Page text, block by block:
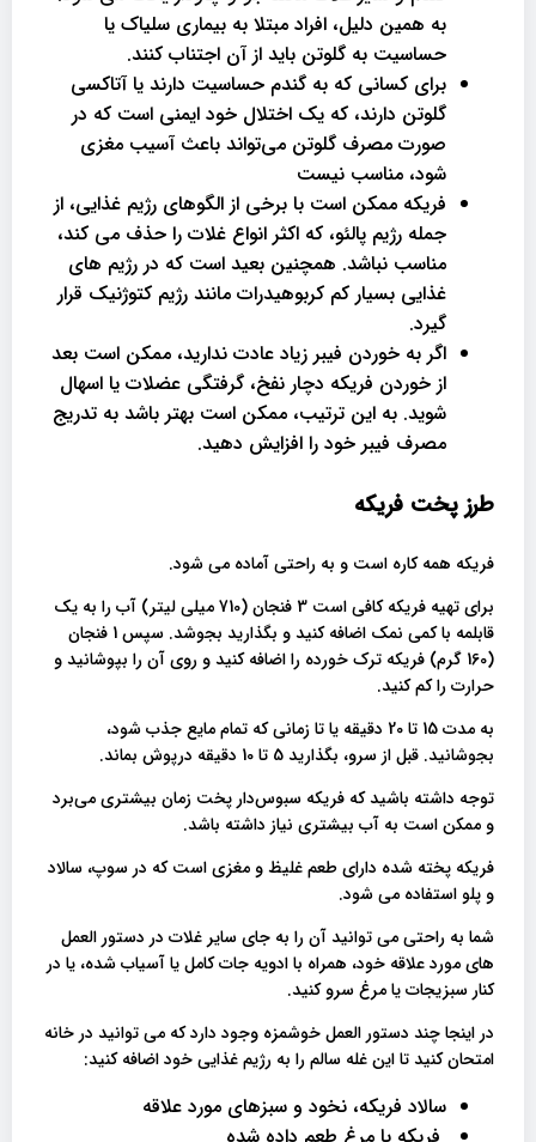
به همین دلیل، افراد مبتلا به بیماری سلیاک یا
حساسیت به گلوتن باید از آن اجتناب کنند.
برای کسانی که به گندم حساسیت دارند یا آتاکسی
گلوتن دارند، که یک اختلال خود ایمنی است که در
صورت مصرف گلوتن می‌تواند باعث آسیب مغزی
شود، مناسب نیست
فریکه ممکن است با برخی از الگوهای رژیم غذایی، از
جمله رژیم پالئو، که اکثر انواع غلات را حذف می کند،
مناسب نباشد. همچنین بعید است که در رژیم های
غذایی بسیار کم کربوهیدرات مانند رژیم کتوژنیک قرار
گیرد.
اگر به خوردن فیبر زیاد عادت ندارید، ممکن است بعد
از خوردن فریکه دچار نفخ، گرفتگی عضلات یا اسهال
شوید. به این ترتیب، ممکن است بهتر باشد به تدریج
مصرف فیبر خود را افزایش دهید.
طرز پخت فریکه
فریکه همه کاره است و به راحتی آماده می شود.
برای تهیه فریکه کافی است 3 فنجان (710 میلی لیتر) آب را به یک
قابلمه با کمی نمک اضافه کنید و بگذارید بجوشد. سپس 1 فنجان
(160 گرم) فریکه ترک خورده را اضافه کنید و روی آن را بپوشانید و
حرارت را کم کنید.
به مدت 15 تا 20 دقیقه یا تا زمانی که تمام مایع جذب شود،
بجوشانید. قبل از سرو، بگذارید 5 تا 10 دقیقه درپوش بماند.
توجه داشته باشید که فریکه سبوس‌دار پخت زمان بیشتری می‌برد
و ممکن است به آب بیشتری نیاز داشته باشد.
فریکه پخته شده دارای طعم غلیظ و مغزی است که در سوپ، سالاد
و پلو استفاده می شود.
شما به راحتی می توانید آن را به جای سایر غلات در دستور العمل
های مورد علاقه خود، همراه با ادویه جات کامل یا آسیاب شده، یا در
کنار سبزیجات یا مرغ سرو کنید.
در اینجا چند دستور العمل خوشمزه وجود دارد که می توانید در خانه
امتحان کنید تا این غله سالم را به رژیم غذایی خود اضافه کنید:
سالاد فریکه، نخود و سبزهای مورد علاقه